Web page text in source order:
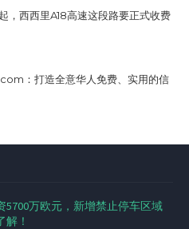
，西西里A18高速这段路要正式收费
：打造全意华人免费、实用的信
5700万欧元，新增禁止停车区域
！